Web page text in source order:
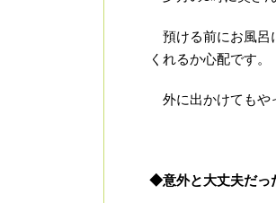
預ける前にお風呂
くれるか心配です。
外に出かけてもや
◆意外と大丈夫だっ